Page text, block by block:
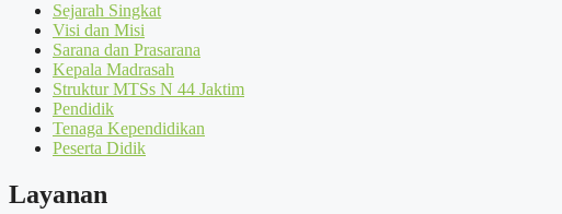
Sejarah Singkat
Visi dan Misi
Sarana dan Prasarana
Kepala Madrasah
Struktur MTSs N 44 Jaktim
Pendidik
Tenaga Kependidikan
Peserta Didik
Layanan